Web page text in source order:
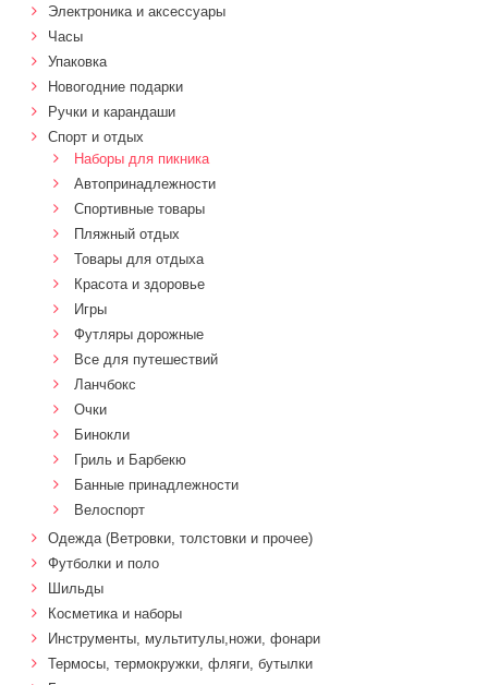
Электроника и аксессуары
Часы
Упаковка
Новогодние подарки
Ручки и карандаши
Спорт и отдых
Наборы для пикника
Автопринадлежности
Спортивные товары
Пляжный отдых
Товары для отдыха
Красота и здоровье
Игры
Футляры дорожные
Все для путешествий
Ланчбокс
Очки
Бинокли
Гриль и Барбекю
Банные принадлежности
Велоспорт
Одежда (Ветровки, толстовки и прочее)
Футболки и поло
Шильды
Косметика и наборы
Инструменты, мультитулы,ножи, фонари
Термосы, термокружки, фляги, бутылки